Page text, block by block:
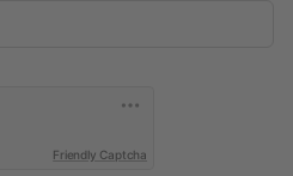
Friendly Captcha